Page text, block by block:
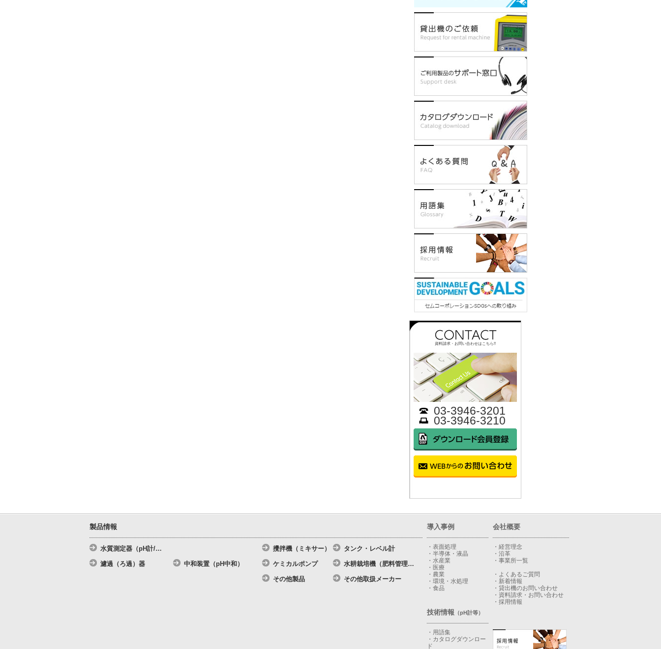
資料請求・お問い合わせはこちら!!
03-3946-3201
03-3946-3210
製品情報
水質測定器（pH計/…
濾過（ろ過）器 中和装置（pH中和）
攪拌機（ミキサー） タンク・レベル計
ケミカルポンプ 水耕栽培機（肥料管理…
その他製品 その他取扱メーカー
導入事例 会社概要
・表面処理
・経営理念
・半導体・液晶
・沿革
・水産業
・事業所一覧
・医療
・農業
・よくあるご質問
・環境・水処理
・新着情報
・食品
・貸出機のお問い合わせ
・資料請求・お問い合わせ
技術情報 （pH計等）
・採用情報
・用語集
・カタログダウンロー
ド